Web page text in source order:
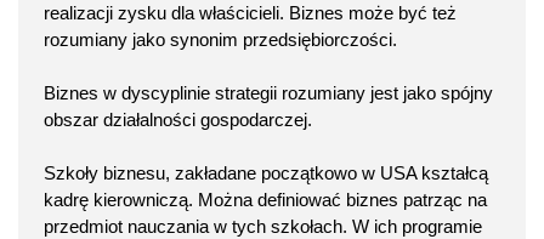
realizacji zysku dla właścicieli. Biznes może być też
rozumiany jako synonim przedsiębiorczości.
Biznes w dyscyplinie strategii rozumiany jest jako spójny
obszar działalności gospodarczej.
Szkoły biznesu, zakładane początkowo w USA kształcą
kadrę kierowniczą. Można definiować biznes patrząc na
przedmiot nauczania w tych szkołach. W ich programie